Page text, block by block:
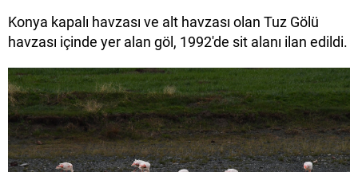
Konya kapalı havzası ve alt havzası olan Tuz Gölü
havzası içinde yer alan göl, 1992'de sit alanı ilan edildi.